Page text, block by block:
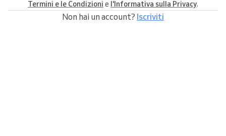
Termini e le Condizioni e l'Informativa sulla Privacy.
Non hai un account? Iscriviti